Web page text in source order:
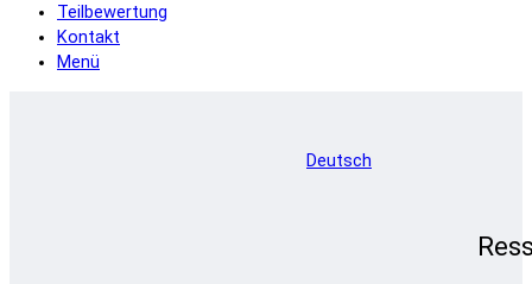
Teilbewertung
Kontakt
Menü
Deutsch